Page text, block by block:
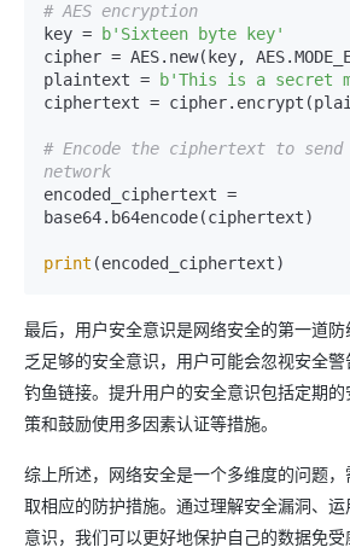
# AES encryption
key =
b'Sixteen byte key'
cipher = AES.new(key,
plaintext =
b'This is a secret
ciphertext =
# Encode the ciphertext to
network
encoded_ciphertext =
base64.b64encode(ciphertext)
print
最后，用户安全意识是网络安全的第一道
乏足够的安全意识，用户可能会忽视安全
钓鱼链接。提升用户的安全意识包括定期
策和鼓励使用多因素认证等措施。
综上所述，网络安全是一个多维度的问题
取相应的防护措施。通过理解安全漏洞、
意识，我们可以更好地保护自己的数据免